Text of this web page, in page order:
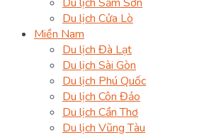
Du lịch Cửa Lò
Miền Nam
Du lịch Đà Lạt
Du lịch Sài Gòn
Du lịch Phú Quốc
Du lịch Côn Đảo
Du lịch Cần Thơ
Du lịch Vũng Tàu